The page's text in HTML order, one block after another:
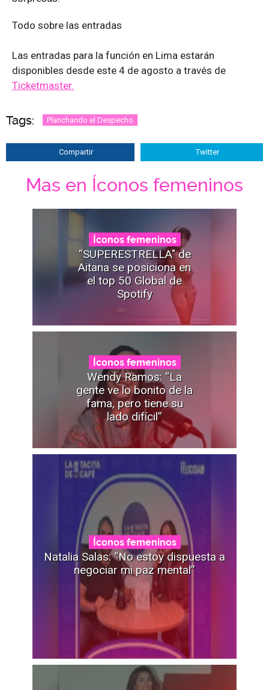
Todo sobre las entradas
Las entradas para la función en Lima estarán
disponibles desde este 4 de agosto a través de
Ticketmaster.
Tags: Planchando el Despecho
Compartir Twitter
Mas en Íconos femeninos
Íconos femeninos
“SUPERESTRELLA" de
Aitana se posiciona en
el top 50 Global de
Spotify
Íconos femeninos
Wendy Ramos: “La
gente ve lo bonito de la
fama, pero tiene su
lado difícil”
Íconos femeninos
Natalia Salas: “No estoy dispuesta a
negociar mi paz mental”